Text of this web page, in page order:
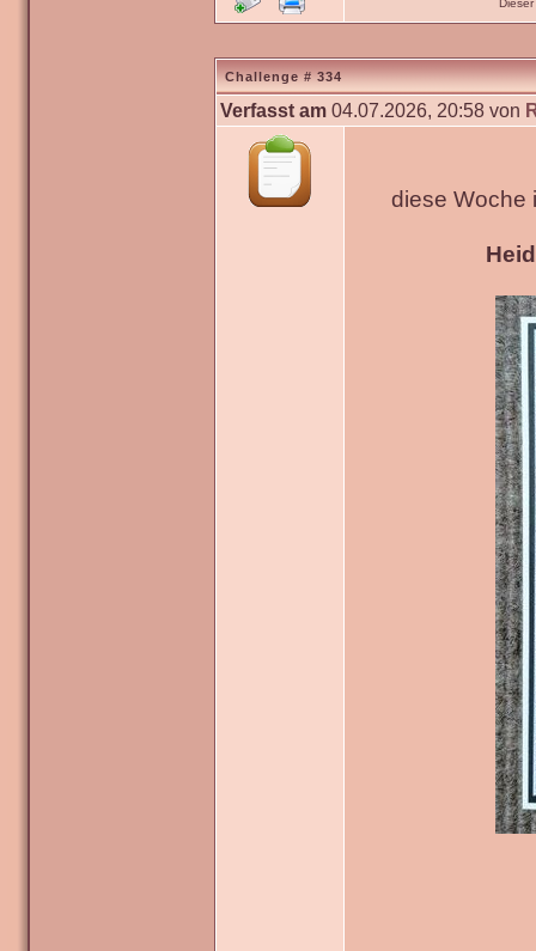
Challenge # 334
Verfasst am 04.07.2026, 20:58 von
diese Woche